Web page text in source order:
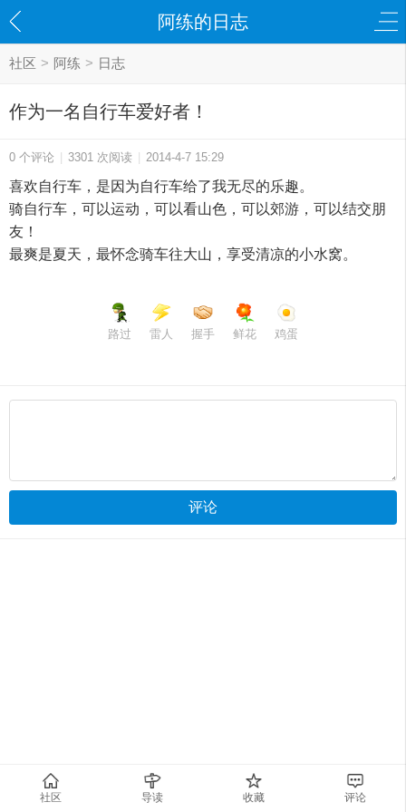
阿练的日志
社区 > 阿练 > 日志
作为一名自行车爱好者！
0 个评论 3301 次阅读 2014-4-7 15:29
喜欢自行车，是因为自行车给了我无尽的乐趣。
骑自行车，可以运动，可以看山色，可以郊游，可以结交朋
友！
最爽是夏天，最怀念骑车往大山，享受清凉的小水窝。
路过 雷人 握手 鲜花 鸡蛋
评论
社区 导读 收藏 评论